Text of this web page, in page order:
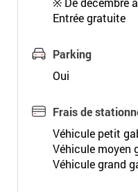
Entrée gratuite
Parking
Oui
Frais de
Véhicule petit
Véhicule moyen
Véhicule grand